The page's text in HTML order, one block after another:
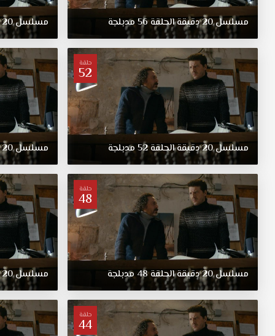
مسلسل20دقيقةالحلقة56مدبلجة مسلسل20
حلقة
52
مسلسل20دقيقةالحلقة52مدبلجة مسلسل20
حلقة
48
مسلسل20دقيقةالحلقة48 مدبلجة مسلسل20
حلقة
44